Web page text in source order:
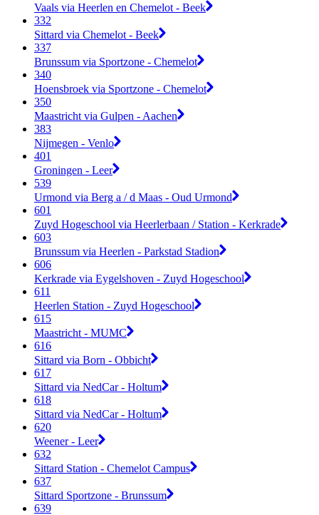
Vaals via Heerlen en Chemelot - Beek
332
Sittard via Chemelot - Beek
337
Brunssum via Sportzone - Chemelot
340
Hoensbroek via Sportzone - Chemelot
350
Maastricht via Gulpen - Aachen
383
Nijmegen - Venlo
401
Groningen - Leer
539
Urmond via Berg a / d Maas - Oud Urmond
601
Zuyd Hogeschool via Heerlerbaan / Station - Kerkrade
603
Brunssum via Heerlen - Parkstad Stadion
606
Kerkrade via Eygelshoven - Zuyd Hogeschool
611
Heerlen Station - Zuyd Hogeschool
615
Maastricht - MUMC
616
Sittard via Born - Obbicht
617
Sittard via NedCar - Holtum
618
Sittard via NedCar - Holtum
620
Weener - Leer
632
Sittard Station - Chemelot Campus
637
Sittard Sportzone - Brunssum
639